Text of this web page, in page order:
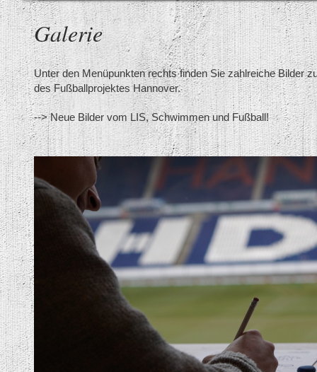
Galerie
Unter den Menüpunkten rechts finden Sie zahlreiche Bilder
des Fußballprojektes Hannover.
--> Neue Bilder vom LIS, Schwimmen und Fußball!